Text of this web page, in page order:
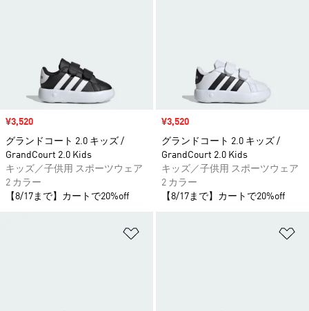
セール価格
¥3,520
グランドコート 2.0 キッズ /
GrandCourt 2.0 Kids
キッズ／子供用 スポーツウェア
2 カラー
【8/17まで】カートで20%off
セール価格
¥3,520
グランドコート 2.0 キッズ /
GrandCourt 2.0 Kids
キッズ／子供用 スポーツウェア
2 カラー
【8/17まで】カートで20%off